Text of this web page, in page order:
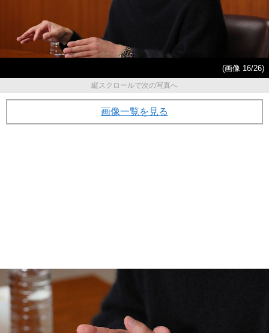
(画像 16/26)
縦スクロールで次の写真へ
画像一覧を見る